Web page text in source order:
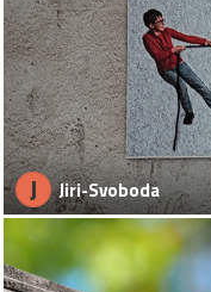
J Jiri-Svoboda